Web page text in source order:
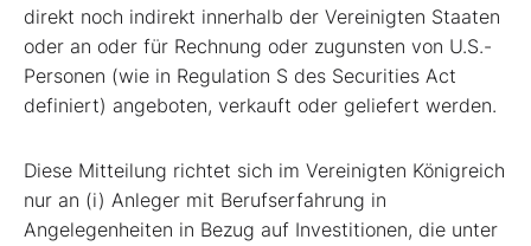
direkt noch indirekt innerhalb der Vereinigten Staaten
oder an oder für Rechnung oder zugunsten von U.S.-
Personen (wie in Regulation S des Securities Act
definiert) angeboten, verkauft oder geliefert werden.
Diese Mitteilung richtet sich im Vereinigten Königreich
nur an (i) Anleger mit Berufserfahrung in
Angelegenheiten in Bezug auf Investitionen, die unter